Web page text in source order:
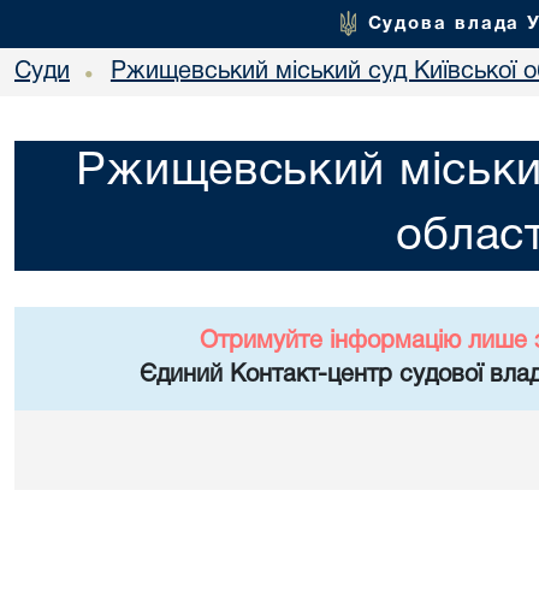
Судова влада
Суди • Ржищевський міський суд Київської
Ржищевський
Отримуйте інформацію лише
Єдиний Контакт-центр судової